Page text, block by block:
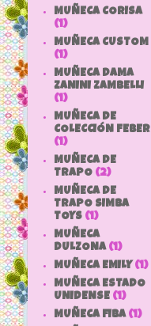
MUÑECA CORISA
(1)
MUÑECA CUSTOM
(1)
MUÑECA DAMA
ZANINI ZAMBELLI
(1)
MUÑECA DE
COLECCIÓN FEBER
(1)
MUÑECA DE
TRAPO (2)
MUÑECA DE
TRAPO SIMBA
TOYS (1)
MUÑECA
DULZONA (1)
MUÑECA EMILY (1)
MUÑECA ESTADO
UNIDENSE (1)
MUÑECA FIBA (1)